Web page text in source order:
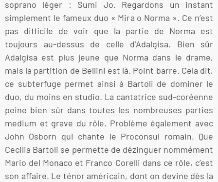
soprano léger : Sumi Jo. Regardons un instant
simplement le fameux duo « Mira o Norma ». Ce n’est
pas difficile de voir que la partie de Norma est
toujours au-dessus de celle d’Adalgisa. Bien sûr
Adalgisa est plus jeune que Norma dans le drame,
mais la partition de Bellini est là. Point barre. Cela dit,
ce subterfuge permet ainsi à Bartoli de dominer le
duo, du moins en studio. La cantatrice sud-coréenne
peine bien sûr dans toutes les nombreuses parties
medium et grave du rôle. Problème également avec
John Osborn qui chante le Proconsul romain. Que
Cecilia Bartoli se permette de dézinguer nommément
Mario del Monaco et Franco Corelli dans ce rôle, c’est
son affaire. Le ténor américain, dont on devine dès la